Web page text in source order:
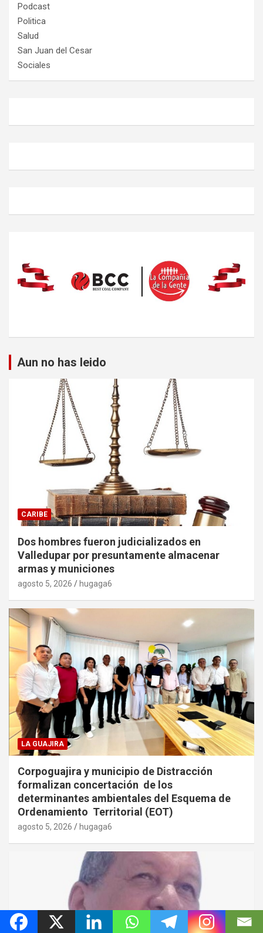
Podcast
Politica
Salud
San Juan del Cesar
Sociales
Aun no has leido
CARIBE
Dos hombres fueron judicializados en
Valledupar por presuntamente almacenar
armas y municiones
agosto 5, 2026 hugaga6
LA GUAJIRA
Corpoguajira y municipio de Distracción
formalizan concertación de los
determinantes ambientales del Esquema de
Ordenamiento Territorial (EOT)
agosto 5, 2026 hugaga6